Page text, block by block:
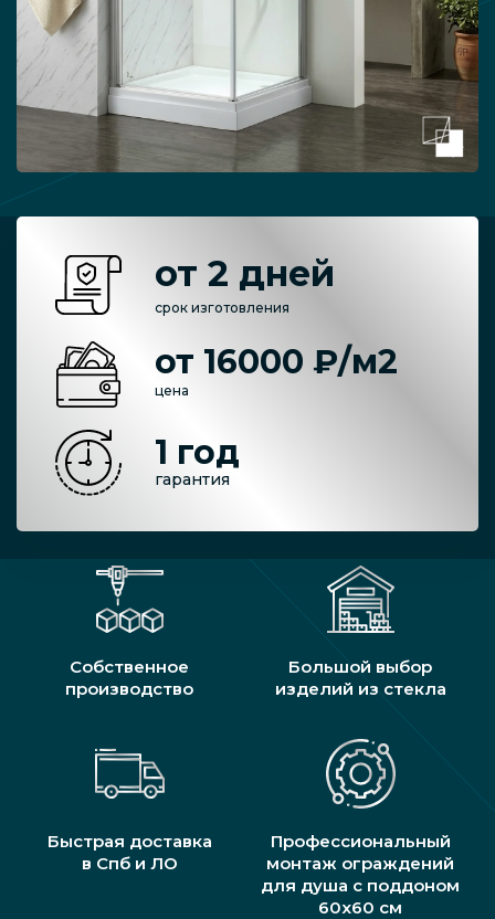
от 2 дней
срок изготовления
от 16000 ₽/м2
цена
1 год
гарантия
Собственное
производство
Большой выбор
изделий из стекла
Быстрая доставка
в Спб и ЛО
Профессиональный
монтаж ограждений
для душа с поддоном
60х60 см